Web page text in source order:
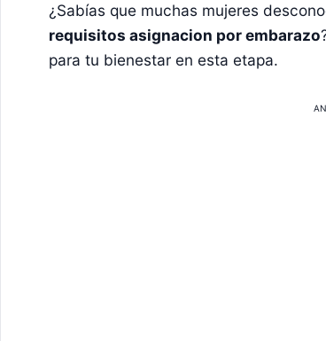
¿Sabías que muchas mujeres
requisitos asignacion por embarazo
para tu bienestar en esta etapa.